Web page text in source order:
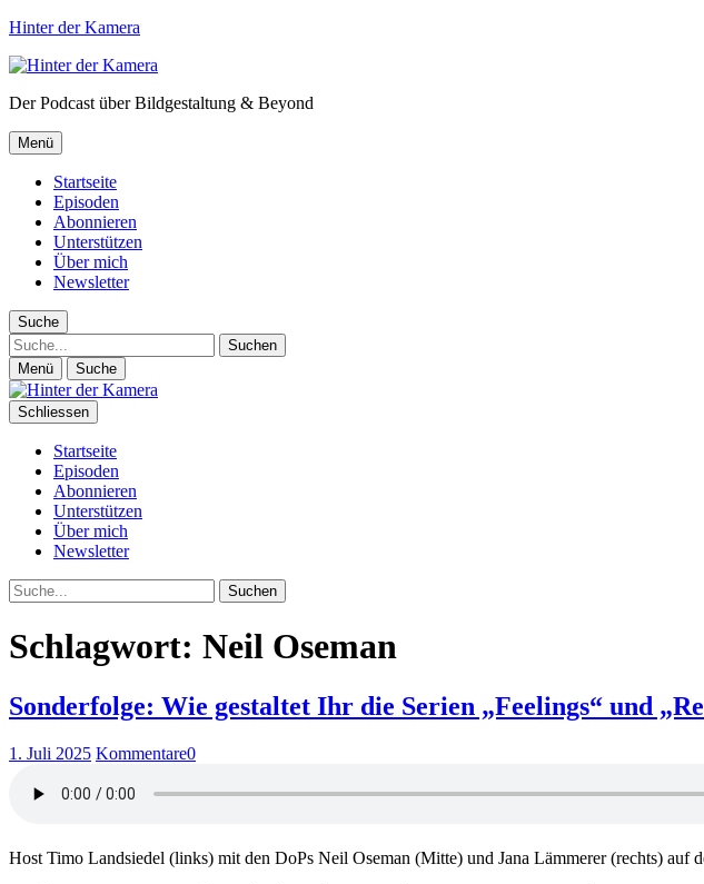
Hinter der Kamera
Der Podcast über Bildgestaltung & Beyond
Menü
Startseite
Episoden
Abonnieren
Unterstützen
Über mich
Newsletter
Suche
Suche
Menü Suche
Schliessen
Startseite
Episoden
Abonnieren
Unterstützen
Über mich
Newsletter
Suche
Schlagwort: Neil Oseman
Sonderfolge: Wie gestaltet Ihr die Serien „Feelings“ und
1. Juli 2025 Kommentare0
Host Timo Landsiedel (links) mit den DoPs Neil Oseman (Mitte) und Jana Lämmerer (rechts) auf